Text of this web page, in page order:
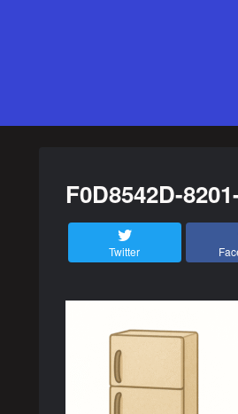
F0D8542D-
Twitter